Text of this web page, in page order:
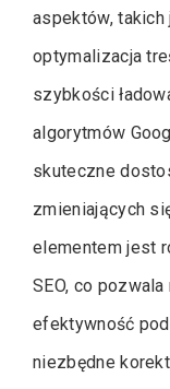
aspektów, takich
optymalizacja
szybkości
algorytmów
skuteczne
zmieniających
elementem jest
SEO, co
efektywność
niezbędne